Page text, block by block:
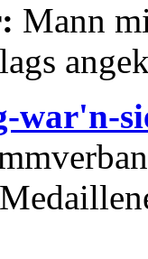
Mann
war'n-